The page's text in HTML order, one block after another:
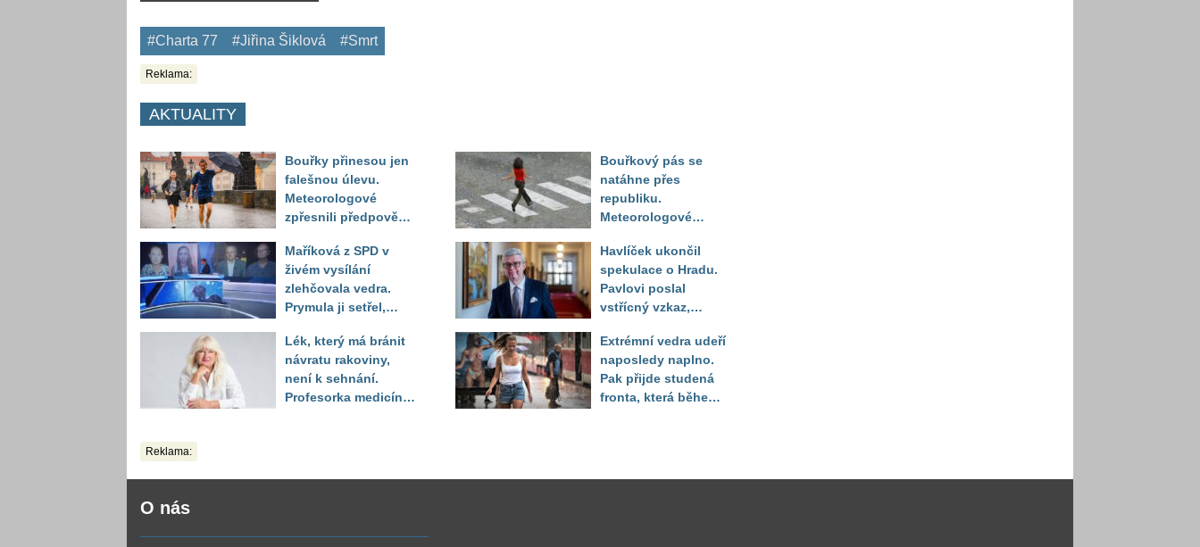
#Charta 77 #Jiřina Šiklová #Smrt
Reklama:
AKTUALITY
Bouřky přinesou jen
falešnou úlevu.
Meteorologové
zpřesnili předpověď
horkého počasí
Maříková z SPD v
živém vysílání
zlehčovala vedra.
Prymula ji setřel,
číslo
Lék, který má bránit
návratu rakoviny,
není k sehnání.
Profesorka medicíny
Bouřkový pás se
natáhne přes
republiku.
Meteorologové
výstrahou, kde hrozí
kroupy a prudký vítr
Havlíček ukončil
spekulace o Hradu.
Pavlovi poslal
vstřícný vzkaz,
setřel
Extrémní vedra udeří
naposledy naplno.
Pak přijde studená
fronta, která během
Reklama:
O nás